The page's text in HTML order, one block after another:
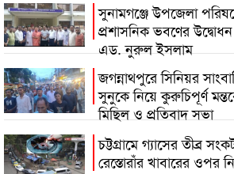
সুনামগঞ্জে উপজেলা
প্রশাসনিক ভবণের
এড. নুরুল ইসলাম
জগন্নাথপুরে সিনিয়র
সুনুকে নিয়ে কুরুচিপূর্ণ
মিছিল ও প্রতিবাদ সভা
চট্টগ্রামে গ্যাসের তীব্র
রেস্তোরাঁর খাবারের ওপর